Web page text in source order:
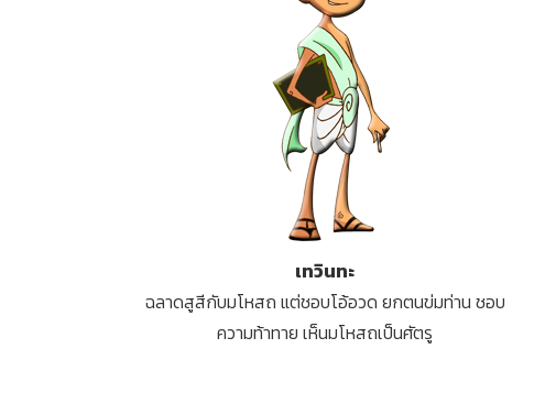
เทวินทะ
ฉลาดสูสีกับมโหสถ แต่ชอบโอ้อวด ยกตนข่มท่าน ชอบ
ความท้าทาย เห็นมโหสถเป็นศัตรู